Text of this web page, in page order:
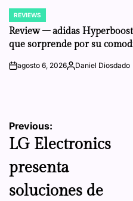
POSTED
IN
REVIEWS
Review – adidas
que sorprende por su
onagosto 6, 2026Posted
Daniel Diosdado
Navegación
de
entradas
Previous:
LG Electronics
presenta
soluciones de